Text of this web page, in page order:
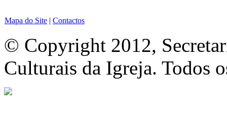
Mapa do Site | Contactos
© Copyright 2012,
Culturais da Igreja. Todos